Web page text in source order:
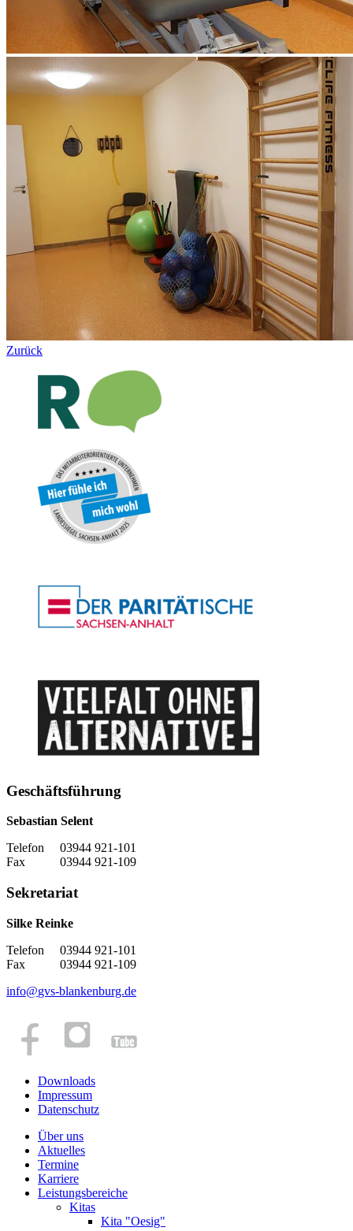
Zurück
Geschäftsführung
Sebastian Selent
Telefon 03944 921-101
Fax 03944 921-109
Sekretariat
Silke Reinke
Telefon 03944 921-101
Fax 03944 921-109
info@gvs-blankenburg.de
Downloads
Impressum
Datenschutz
Über uns
Aktuelles
Termine
Karriere
Leistungsbereiche
Kitas
Kita "Oesig"